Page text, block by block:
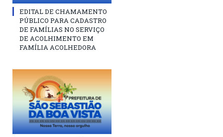
EDITAL DE CHAMAMENTO
PÚBLICO PARA CADASTRO
DE FAMÍLIAS NO SERVIÇO
DE ACOLHIMENTO EM
FAMÍLIA ACOLHEDORA